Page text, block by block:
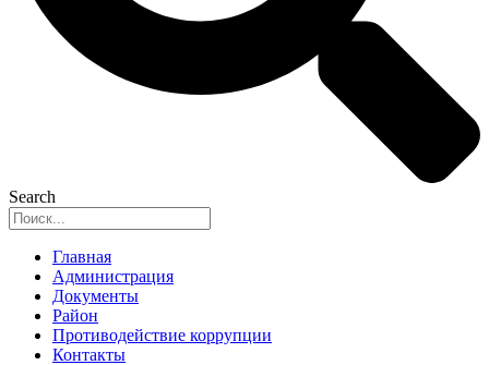
Search
Главная
Администрация
Документы
Район
Противодействие коррупции
Контакты